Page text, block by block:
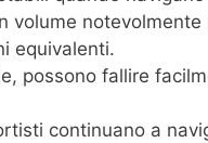
volume
equivalenti.
possono fallire
continuano a